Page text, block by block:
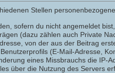
Stellen
sofern du nicht angemeldet
(dazu zählen auch Private
von der aus der Beitrag
(E-Mail-Adresse,
eines Missbrauchs die IP-
über die Nutzung des Servers